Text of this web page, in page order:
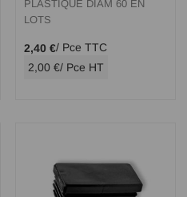
PLASTIQUE DIAM 60 EN
LOTS
2,40 €/ Pce TTC
2,00 €/ Pce HT